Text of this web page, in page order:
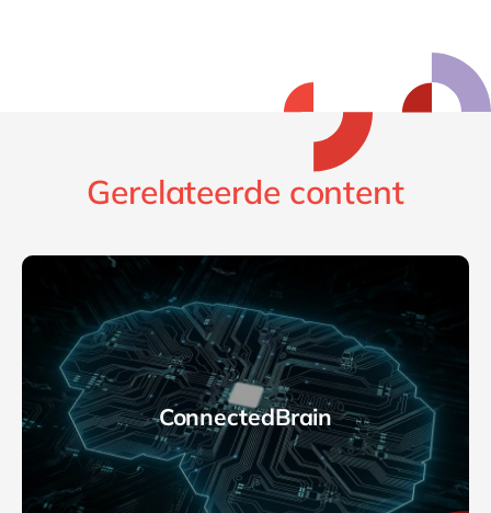
Gerelateerde content
ConnectedBrain